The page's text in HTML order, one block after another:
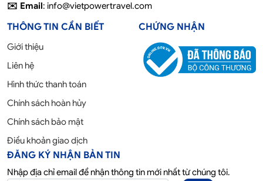
✉️ Email: info@vietpowertravel.com
THÔNG TIN CẦN BIẾT
Giới thiệu
Liên hệ
Hình thức thanh toán
Chính sách hoàn hủy
Chính sách bảo mật
Điều khoản giao dịch
CHỨNG NHẬN
ĐĂNG KÝ NHẬN BẢN TIN
Nhập địa chỉ email để nhận thông tin mới nhất từ chúng tôi.